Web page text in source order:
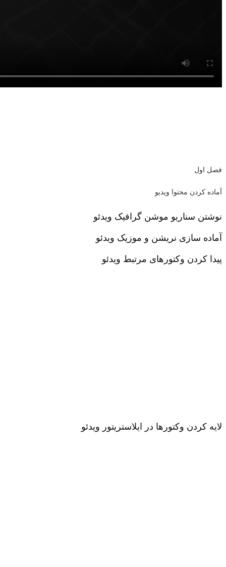
فصل اول
آماده کردن محتوا ویدیو
نوشتن سناریو موشن گرافیک ویدئو
آماده سازی نریشن و موزیک ویدئو
پیدا کردن وکتورهای مرتبط ویدئو
لایه کردن وکتورها در ایلاستریتور ویدئو